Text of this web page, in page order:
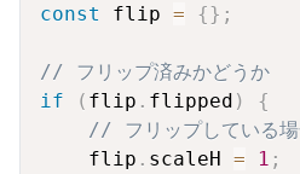
const
flip = {} ;
// フリップ済みかどうか
if
( flip . flipped )
{
// フリップしている場
    flip
. scaleH = 1 ;